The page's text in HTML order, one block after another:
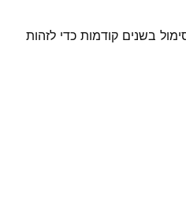
בשנים קודמות כדי לזהות